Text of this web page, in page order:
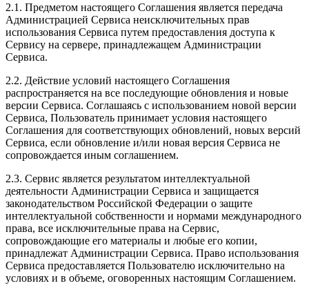
2.1. Предметом настоящего Соглашения является передача
Администрацией Сервиса неисключительных прав
использования Сервиса путем предоставления доступа к
Сервису на сервере, принадлежащем Администрации
Сервиса.
2.2. Действие условий настоящего Соглашения
распространяется на все последующие обновления и новые
версии Сервиса. Соглашаясь с использованием новой версии
Сервиса, Пользователь принимает условия настоящего
Соглашения для соответствующих обновлений, новых версий
Сервиса, если обновление и/или новая версия Сервиса не
сопровождается иным соглашением.
2.3. Сервис является результатом интеллектуальной
деятельности Администрации Сервиса и защищается
законодательством Российской Федерации о защите
интеллектуальной собственности и нормами международного
права, все исключительные права на Сервис,
сопровождающие его материалы и любые его копии,
принадлежат Администрации Сервиса. Право использования
Сервиса предоставляется Пользователю исключительно на
условиях и в объеме, оговоренных настоящим Соглашением.